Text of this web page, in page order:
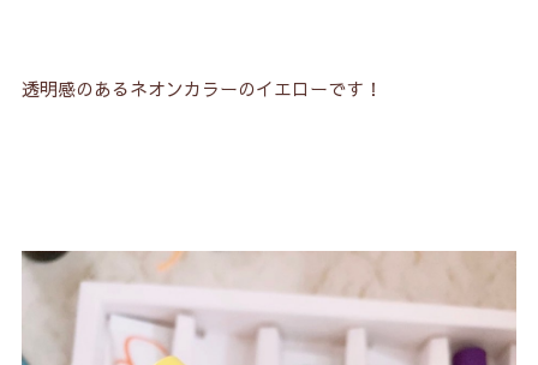
透明感のあるネオンカラーのイエローです！